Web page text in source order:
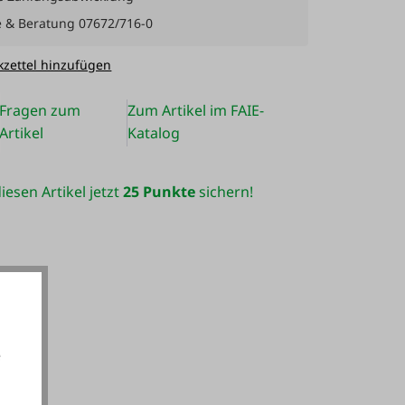
& Beratung 07672/716-0
hinzufügen
Fragen zum
Artikel
Zum Artikel im FAIE-
Katalog
Artikel jetzt25 Punktesichern!